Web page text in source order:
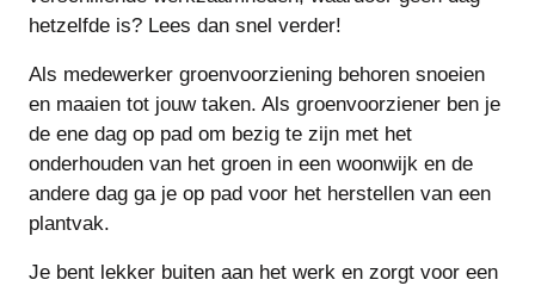
hetzelfde is? Lees dan snel verder!
Als medewerker groenvoorziening behoren snoeien
en maaien tot jouw taken. Als groenvoorziener ben je
de ene dag op pad om bezig te zijn met het
onderhouden van het groen in een woonwijk en de
andere dag ga je op pad voor het herstellen van een
plantvak.
Je bent lekker buiten aan het werk en zorgt voor een